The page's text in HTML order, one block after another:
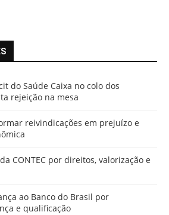
do Saúde Caixa no colo dos
rejeição na mesa
reivindicações em prejuízo e
CONTEC por direitos, valorização e
ao Banco do Brasil por
e qualificação